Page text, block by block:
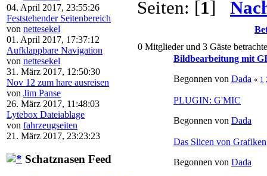
04. April 2017, 23:55:26
Feststehender Seitenbereich
von nettesekel
01. April 2017, 17:37:12
Aufklappbare Navigation
von nettesekel
31. März 2017, 12:50:30
Nov 12 zum hare ausreisen
von Jim Panse
26. März 2017, 11:48:03
Lytebox Dateiablage
von fahrzeugseiten
21. März 2017, 23:23:23
Schatznasen Feed
Seiten: [1]
0 Mitglieder und 3 Gäste
Bildbearbeitung mit
Begonnen von Dada « 1
PLUGIN: G'MIC
Begonnen von Dada
Das Slicen von Grafiken
Begonnen von Dada